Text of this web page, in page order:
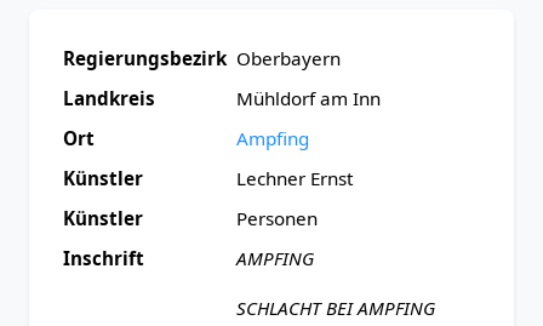
Regierungsbezirk Oberbayern
Landkreis
Mühldorf am Inn
Ort
Ampfing
Künstler
Lechner Ernst
Künstler
Personen
Inschrift
AMPFING
SCHLACHT BEI AMPFING